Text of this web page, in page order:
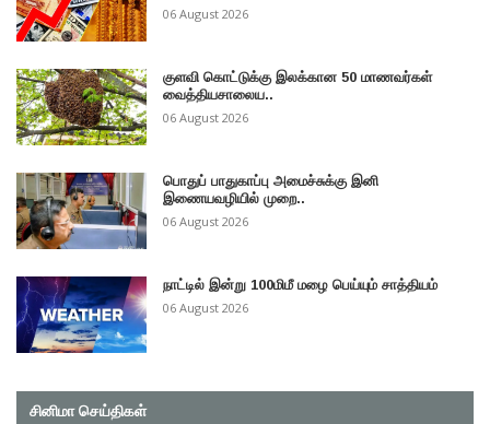
06 August 2026
குளவி கொட்டுக்கு இலக்கான 50 மாணவர்கள்
வைத்தியசாலைய..
06 August 2026
பொதுப் பாதுகாப்பு அமைச்சுக்கு இனி
இணையவழியில் முறை..
06 August 2026
நாட்டில் இன்று 100மிமீ மழை பெய்யும் சாத்தியம்
06 August 2026
சினிமா செய்திகள்